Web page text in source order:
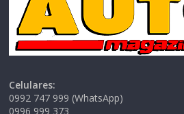
Celulares:
0992 747 999 (WhatsApp)
0996 999 373